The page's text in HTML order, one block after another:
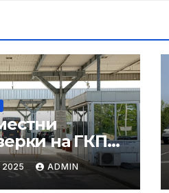
на ГКПП:
и
2025 ADMIN